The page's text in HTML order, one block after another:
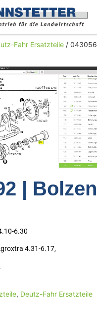
Fahr Ersatzteile /
| Bolzen
6.30
4.31-6.17,
, Deutz-Fahr Ersatzteile